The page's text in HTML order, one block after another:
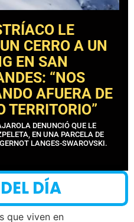
LE
CERRO A UN
EN SAN
“NOS
AFUERA DE
TERRITORIO”
DENUNCIÓ QUE LE
EN UNA PARCELA DE
LANGES-SWAROVSKI.
DÍA
que viven en